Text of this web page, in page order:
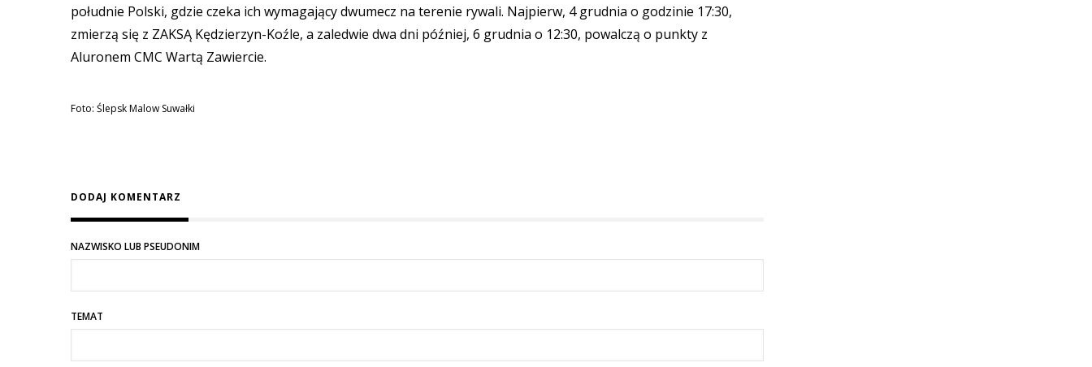
południe Polski, gdzie czeka ich wymagający dwumecz na terenie rywali. Najpierw, 4 grudnia o godzinie 17:30,
zmierzą się z ZAKSĄ Kędzierzyn-Koźle, a zaledwie dwa dni później, 6 grudnia o 12:30, powalczą o punkty z
Aluronem CMC Wartą Zawiercie.
Foto: Ślepsk Malow Suwałki
DODAJ KOMENTARZ
NAZWISKO LUB PSEUDONIM
TEMAT